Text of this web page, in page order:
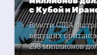
с Кубой и
Власти США
ведущих
298 миллионов